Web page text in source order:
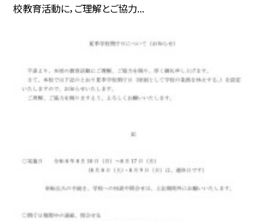
校教育活動に，ご理解とご協力...